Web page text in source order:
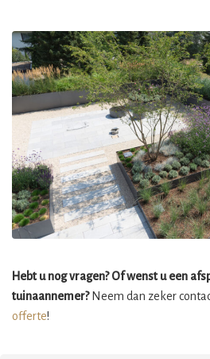
Hebt u nog vragen? Of wenst u een
tuinaannemer?Neem dan zeker
offerte!